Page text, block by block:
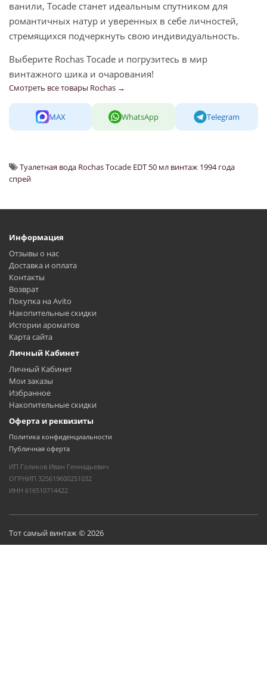
ванили, Tocade станет идеальным спутником для
романтичных натур и уверенных в себе личностей,
стремящихся подчеркнуть свою индивидуальность.
Выберите Rochas Tocade и погрузитесь в мир
винтажного шика и очарования!
Смотреть все товары Rochas →
MAX WhatsApp Telegram
Туалетная вода Rochas Tocade EDT 50 мл винтаж 1994 года
спрей
Информация
Отзывы о нас
Доставка и оплата
Контакты
Возврат
Покупка на Avito
Накопительные скидки
Истории ароматов
Карта сайта
Личный Кабинет
Личный Кабинет
Мои заказы
Избранное
Накопительные скидки
Оферта и реквизиты
Политика конфиденциальности
Публичная оферта
ИП Голиков Иван Геннадьевич
ОГРНИП 325619600251032
ИНН 616510714422
Тот самый винтаж © 2026